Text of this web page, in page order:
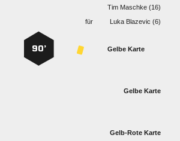
  
für
  
Gelbe Karte
90’
Gelbe Karte
Gelb-Rote Karte